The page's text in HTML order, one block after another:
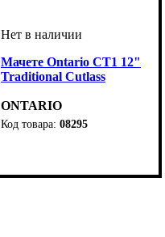
Мачете Ontario CT1 12"
Traditional Cutlass
ONTARIO
08295